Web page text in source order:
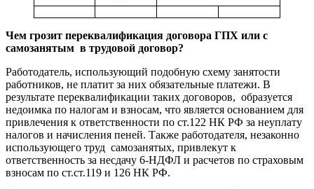
Чем грозит переквалификация договора ГПХ или с
самозанятым в трудовой договор?
Работодатель, использующий подобную схему занятости
работников, не платит за них обязательные платежи. В
результате переквалификации таких договоров, образуется
недоимка по налогам и взносам, что является основанием для
привлечения к ответственности по ст.122 НК РФ за неуплату
налогов и начисления пеней. Также работодателя, незаконно
использующего труд самозанятых, привлекут к
ответственность за несдачу 6-НДФЛ и расчетов по страховым
взносам по ст.ст.119 и 126 НК РФ.